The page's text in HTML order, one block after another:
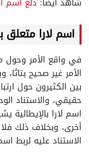
اسم لارا متعلق
في واقع الأمر وحول
الأمر غير صحيح
بين الكثيرون حول
حقيقي، والاستناد
اسم لارا بالإيطالية
أخرى، وبخلاف ذلك
الاستناد عليه لربط